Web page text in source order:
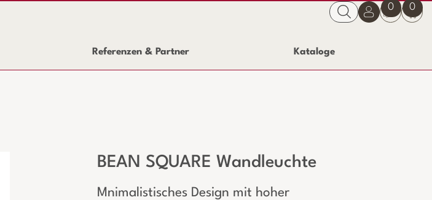
0 0
Referenzen & Partner Kataloge
BEAN SQUARE Wandleuchte
Mnimalistisches Design mit hoher